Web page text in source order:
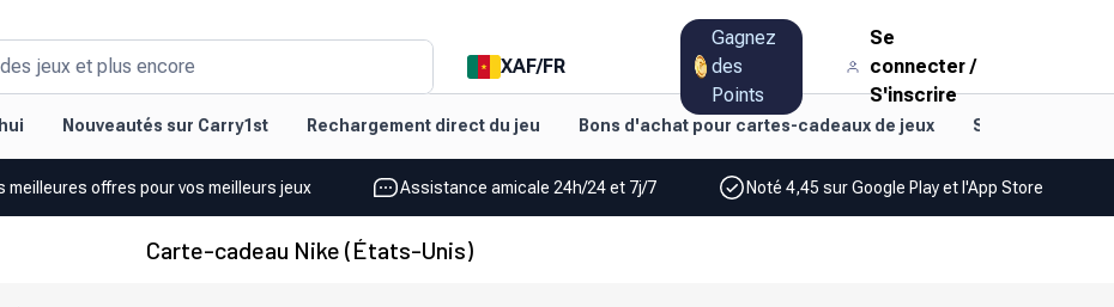
jeux et plus encore XAF/FR
Gagnez
des
Points
Se
connecter/
S'inscrire
Nouveautés sur Carry1st Rechargement direct du jeu Bons d'achat pour cartes-cadeaux de jeux Style de vie et
meilleures offres pour vos meilleurs jeux Assistance amicale 24h/24 et 7j/7 Noté 4,45 sur Google Play et l'App Store
Carte-cadeau Nike (États-Unis)